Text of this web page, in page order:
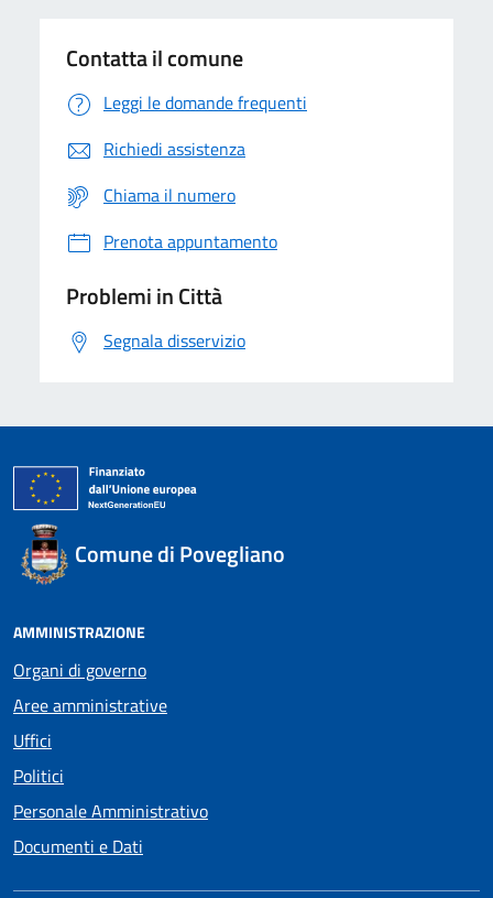
Contatta il comune
Leggi le domande frequenti
Richiedi assistenza
Chiama il numero
Prenota appuntamento
Problemi in Città
Segnala disservizio
Comune di Povegliano
AMMINISTRAZIONE
Organi di governo
Aree amministrative
Uffici
Politici
Personale Amministrativo
Documenti e Dati